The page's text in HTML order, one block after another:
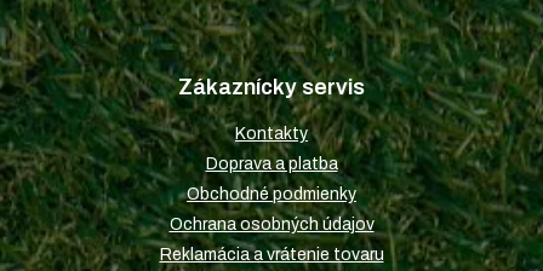
Z
á
p
ä
t
i
e
Zákaznícky servis
Kontakty
Doprava a platba
Obchodné podmienky
Ochrana osobných údajov
Reklamácia a vrátenie tovaru